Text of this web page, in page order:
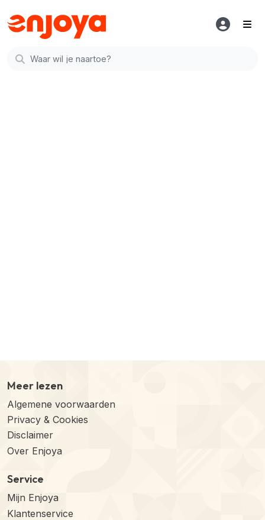
Meer lezen
Algemene voorwaarden
Privacy & Cookies
Disclaimer
Over Enjoya
Service
Mijn Enjoya
Klantenservice